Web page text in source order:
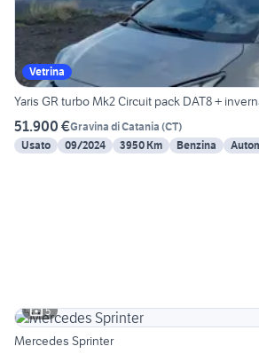
Vetrina
Yaris GR turbo Mk2 Circuit pack DAT8 +
51.900 €Gravina di Catania (CT)
Usato
09/2024 3950 Km Benzina
5
Mercedes Sprinter